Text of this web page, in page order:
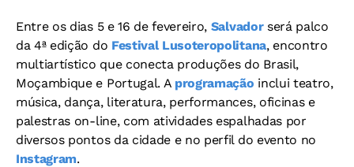
Entre os dias 5 e 16 de fevereiro, Salvadorserá palco
da 4ª edição do Festival Lusoteropolitana, encontro
multiartístico que conecta produções do Brasil,
Moçambique e Portugal. A programação inclui teatro,
música, dança, literatura, performances, oficinas e
palestras on-line, com atividades espalhadas por
diversos pontos da cidade e no perfil do evento no
Instagram.